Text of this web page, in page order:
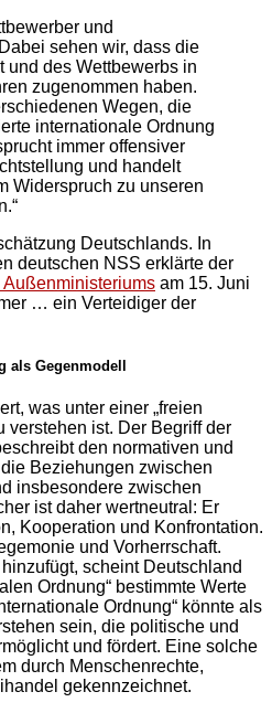
und
sehen wir, dass die
und des Wettbewerbs in
zugenommen haben.
Wegen, die
internationale Ordnung
immer offensiver
und handelt
Widerspruch zu unseren
Deutschlands. In
deutschen NSS erklärte der
am 15. Juni
… ein Verteidiger der
als Gegenmodell
was unter einer „freien
verstehen ist. Der Begriff der
den normativen und
Beziehungen zwischen
insbesondere zwischen
ist daher wertneutral: Er
Kooperation und Konfrontation.
und Vorherrschaft.
hinzufügt, scheint Deutschland
Ordnung“ bestimmte Werte
Ordnung“ könnte als
sein, die politische und
und fördert. Eine solche
durch Menschenrechte,
gekennzeichnet.